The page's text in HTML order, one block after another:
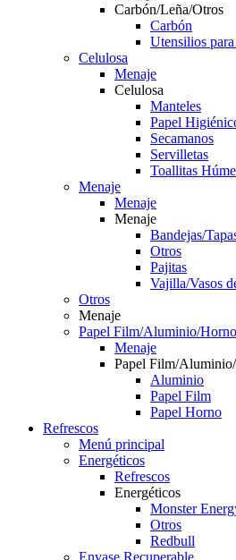
Carbón/Leña/Otros
Carbón
Utensilios
Celulosa
Menaje
Celulosa
Manteles
Papel
Secamanos
Servilletas
Toallitas
Menaje
Menaje
Menaje
Bandejas/
Otros
Pajitas
Vajilla/Vasos
Otros
Menaje
Papel Film/Aluminio/Horno
Menaje
Papel Film/
Aluminio
Papel Film
Papel Horno
Refrescos
Menú principal
Energéticos
Refrescos
Energéticos
Monster
Otros
Redbull
Envase Recuperable